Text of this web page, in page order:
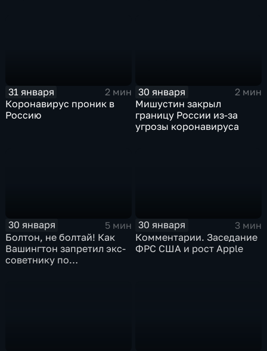
31 января
2 мин
Коронавирус проник в
Россию
30 января
2 мин
Мишустин закрыл
границу России из-за
угрозы коронавируса
30 января
5 мин
Болтон, не болтай! Как
Вашингтон запретил экс-
советнику по
30 января
3 мин
Комментарии. Заседание
ФРС США и рост Apple